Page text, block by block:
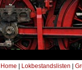
Home Lokbestandslisten